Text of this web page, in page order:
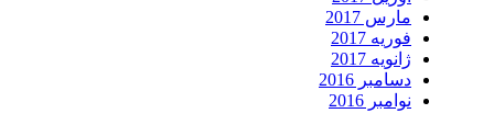
مارس 2017
دسامبر 2016